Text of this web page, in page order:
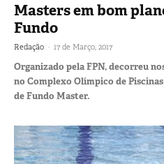
Masters em bom
Fundo
Redação - 17 de Março, 2017
Organizado pela FPN, decorreu
no Complexo Olímpico de
de Fundo Master.